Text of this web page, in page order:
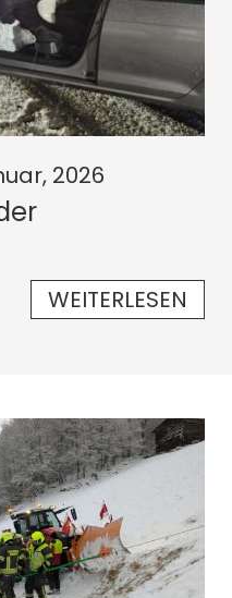
2026
WEITERLESEN